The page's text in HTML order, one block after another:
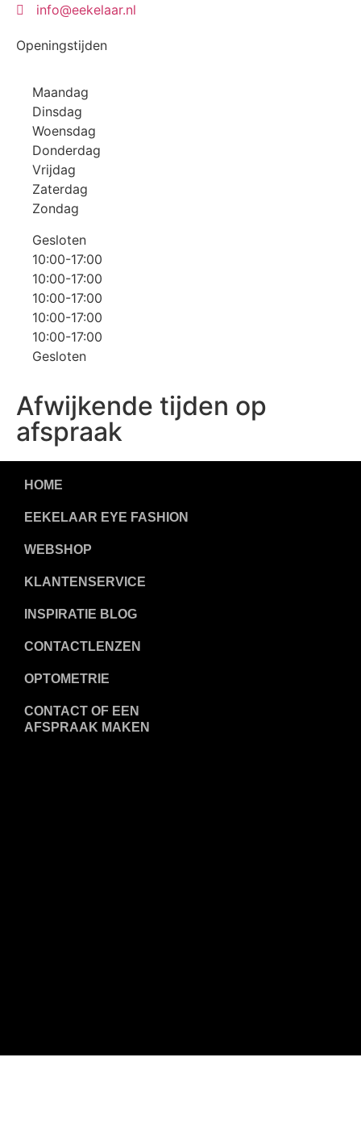
info@eekelaar.nl
Openingstijden
Maandag
Dinsdag
Woensdag
Donderdag
Vrijdag
Zaterdag
Zondag
Gesloten
10:00-17:00
10:00-17:00
10:00-17:00
10:00-17:00
10:00-17:00
Gesloten
Afwijkende tijden op
afspraak
HOME
EEKELAAR EYE FASHION
WEBSHOP
KLANTENSERVICE
INSPIRATIE BLOG
CONTACTLENZEN
OPTOMETRIE
CONTACT OF EEN
AFSPRAAK MAKEN